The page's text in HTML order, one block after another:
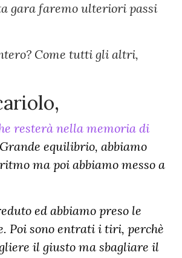
gara faremo ulteriori passi
Come tutti gli altri,
resterà nella memoria di
Grande equilibrio, abbiamo
ma poi abbiamo messo a
ed abbiamo preso le
Poi sono entrati i tiri, perchè
il giusto ma sbagliare il